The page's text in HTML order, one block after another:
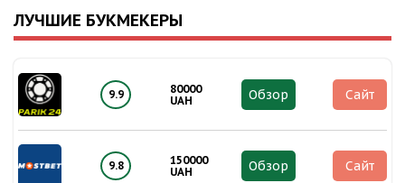
ЛУЧШИЕ БУКМЕКЕРЫ
9.9
80000
UAH
Обзор Сайт
9.8
150000
UAH
Обзор Сайт